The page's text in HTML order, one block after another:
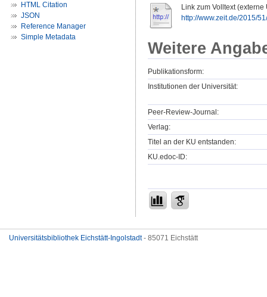
HTML Citation
JSON
Reference Manager
Simple Metadata
Link zum Volltext (externe
http://www.zeit.de/2015/
Weitere
Publikationsform:
Institutionen der Universität:
Peer-Review-Journal:
Verlag:
Titel an der KU entstanden:
KU.edoc-ID:
Universitätsbibliothek Eichstätt-Ingolstadt- 85071 Eichstätt